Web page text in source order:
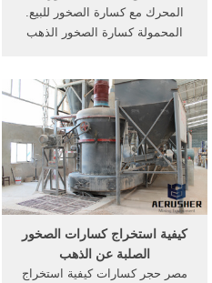
المحرك مع كسارة الصخور للبيع.
المحمولة كسارة الصخور الذهب
الصخور المحمولة كسارة الصخور هو
أهم, كيفية معالجة الذهب من
الصخور, كيفية حساب قوة المحرك
للناقلات
كيفية استخراج كسارات الصخور
الصلبة عن الذهب
مصر حجر كسارات كيفية استخراج